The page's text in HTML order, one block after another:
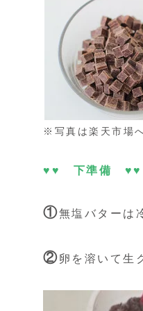
※写真は楽天市場
♥♥ 下準備 ♥♥
①無塩バターは
②卵を溶いて生